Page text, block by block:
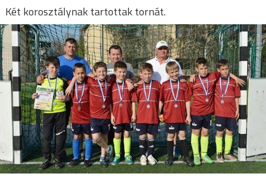
Két korosztálynak tartottak tornát.